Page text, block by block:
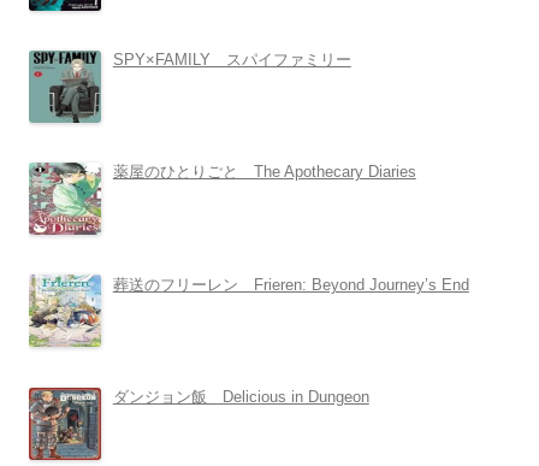
SPY×FAMILY スパイファミリー
薬屋のひとりごと The Apothecary Diaries
葬送のフリーレン Frieren: Beyond Journey’s End
ダンジョン飯 Delicious in Dungeon